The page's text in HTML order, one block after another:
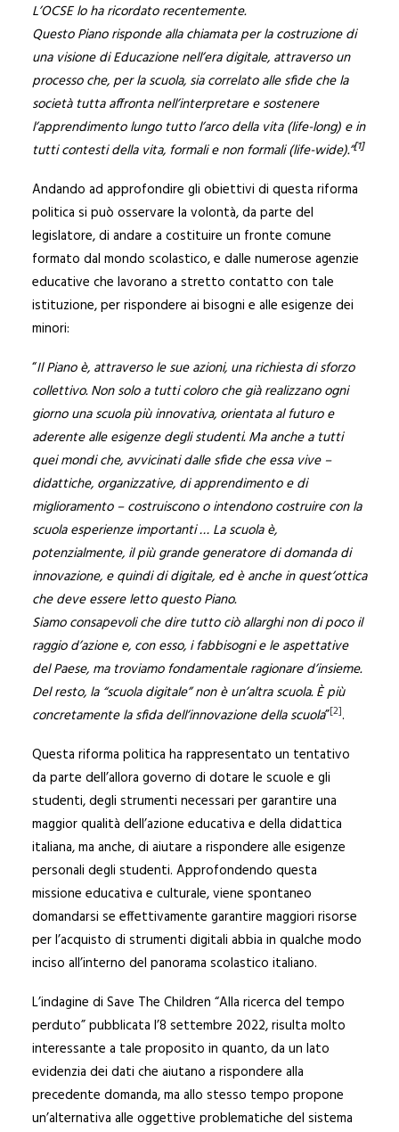
L’OCSE lo ha ricordato recentemente.
Questo Piano risponde alla chiamata per la costruzione di
una visione di Educazione nell’era digitale, attraverso un
processo che, per la scuola, sia correlato alle sfide che la
società tutta affronta nell’interpretare e sostenere
l’apprendimento lungo tutto l’arco della vita (life-long) e in
tutti contesti della vita, formali e non formali (life-wide).”[1]
Andando ad approfondire gli obiettivi di questa riforma
politica si può osservare la volontà, da parte del
legislatore, di andare a costituire un fronte comune
formato dal mondo scolastico, e dalle numerose agenzie
educative che lavorano a stretto contatto con tale
istituzione, per rispondere ai bisogni e alle esigenze dei
minori:
“Il Piano è, attraverso le sue azioni, una richiesta di sforzo
collettivo. Non solo a tutti coloro che già realizzano ogni
giorno una scuola più innovativa, orientata al futuro e
aderente alle esigenze degli studenti. Ma anche a tutti
quei mondi che, avvicinati dalle sfide che essa vive –
didattiche, organizzative, di apprendimento e di
miglioramento – costruiscono o intendono costruire con la
scuola esperienze importanti … La scuola è,
potenzialmente, il più grande generatore di domanda di
innovazione, e quindi di digitale, ed è anche in quest’ottica
che deve essere letto questo Piano.
Siamo consapevoli che dire tutto ciò allarghi non di poco il
raggio d’azione e, con esso, i fabbisogni e le aspettative
del Paese, ma troviamo fondamentale ragionare d’insieme.
Del resto, la “scuola digitale” non è un’altra scuola. È più
concretamente la sfida dell’innovazione della scuola”[2].
Questa riforma politica ha rappresentato un tentativo
da parte dell’allora governo di dotare le scuole e gli
studenti, degli strumenti necessari per garantire una
maggior qualità dell’azione educativa e della didattica
italiana, ma anche, di aiutare a rispondere alle esigenze
personali degli studenti. Approfondendo questa
missione educativa e culturale, viene spontaneo
domandarsi se effettivamente garantire maggiori risorse
per l’acquisto di strumenti digitali abbia in qualche modo
inciso all’interno del panorama scolastico italiano.
L’indagine di Save The Children “Alla ricerca del tempo
perduto” pubblicata l’8 settembre 2022, risulta molto
interessante a tale proposito in quanto, da un lato
evidenzia dei dati che aiutano a rispondere alla
precedente domanda, ma allo stesso tempo propone
un’alternativa alle oggettive problematiche del sistema